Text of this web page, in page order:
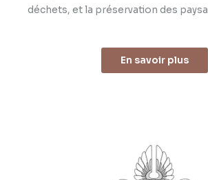
déchets, et la préservation des
En savoir plus